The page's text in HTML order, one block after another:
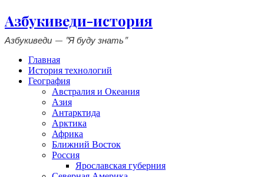
Азбукиведи-история
Азбукиведи — "Я буду знать"
Главная
История технологий
География
Австралия и Океания
Азия
Антарктида
Арктика
Африка
Ближний Восток
Россия
Ярославская губерния